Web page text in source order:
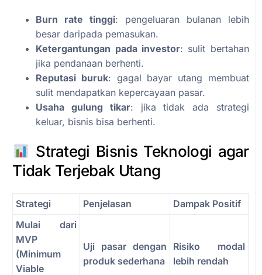
Burn rate tinggi: pengeluaran bulanan lebih
besar daripada pemasukan.
Ketergantungan pada investor: sulit bertahan
jika pendanaan berhenti.
Reputasi buruk: gagal bayar utang membuat
sulit mendapatkan kepercayaan pasar.
Usaha gulung tikar: jika tidak ada strategi
keluar, bisnis bisa berhenti.
Strategi Bisnis Teknologi agar
Tidak Terjebak Utang
Strategi Penjelasan
Dampak Positif
Mulai dari
MVP
(Minimum
Viable
Uji pasar dengan
produk sederhana
Risiko modal
lebih rendah